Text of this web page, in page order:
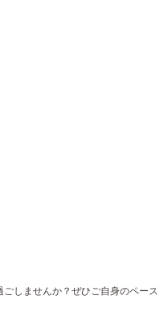
しませんか？ぜひご自身のペース